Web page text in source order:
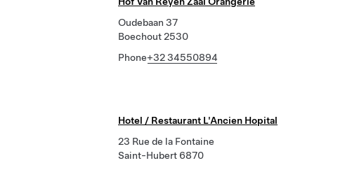
Oudebaan 37
Boechout 2530
Phone+32 34550894
Hotel / Restaurant L'Ancien Hopital
23 Rue de la Fontaine
Saint-Hubert 6870